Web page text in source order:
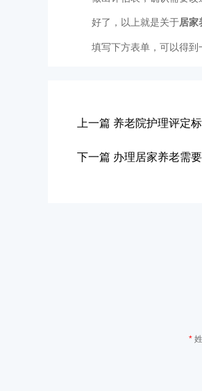
好了，以上就是关于居家
填写下方表单，可以得到
上一篇 养老院护理评定
下一篇 办理居家养老需